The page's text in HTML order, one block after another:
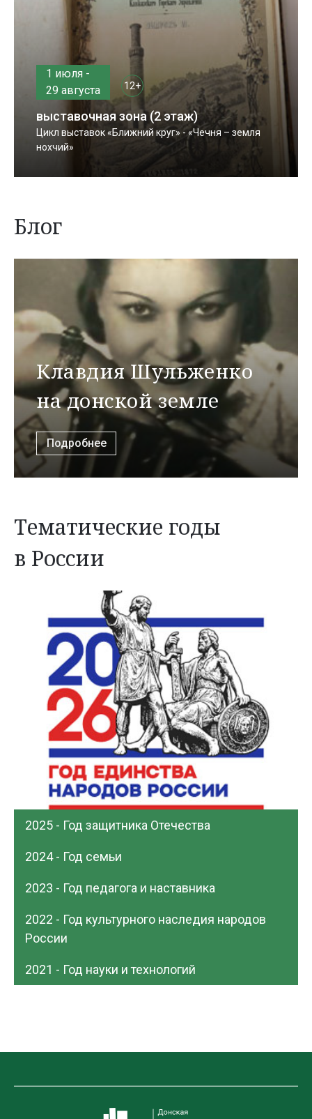
1 июля -
29 августа
12+
выставочная зона (2 этаж)
Цикл выставок «Ближний круг» - «Чечня – земля
нохчий»
Блог
Клавдия Шульженко
на донской земле
Подробнее
Тематические годы
в России
2025 - Год защитника Отечества
2024 - Год семьи
2023 - Год педагога и наставника
2022 - Год культурного наследия народов
России
2021 - Год науки и технологий